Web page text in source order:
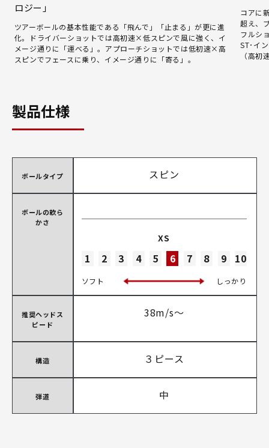
ロジー」
ツアーボールの基本性能である「飛んで」「止まる」が更に進
化。ドライバーショットでは高初速×低スピンで風に強く、イ
メージ通りに「運べる」。アプローチショットでは低初速×高
スピンでフェースに乗り、イメージ通りに「寄る」。
コアに
超え、
フルシ
ST･イ
（高
製品仕様
ボールタイプ スピン
ボールの軟ら
かさ
XS
1 2 3 4 5 6 7 8 9 10
ソフト しっかり
推奨ヘッドス
ピード
38m/s～
構造 ３ピース
弾道 中